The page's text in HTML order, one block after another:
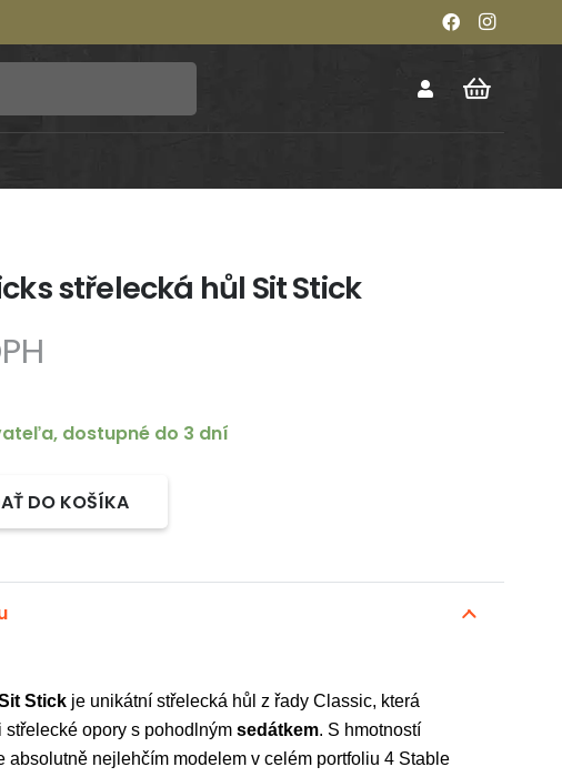
střelecká hůl Sit Stick
dostupné do 3 dní
DO KOŠÍKA
Stick je unikátní střelecká hůl z řady Classic, která
střelecké opory s pohodlným sedátkem. S hmotností
absolutně nejlehčím modelem v celém portfoliu 4 Stable